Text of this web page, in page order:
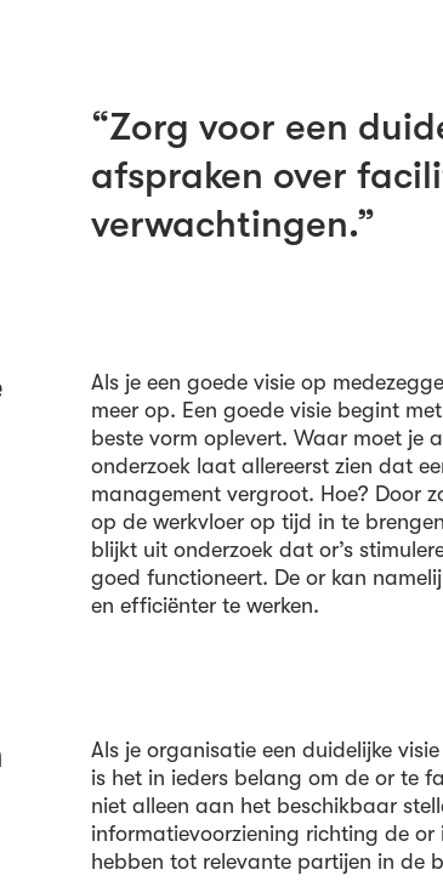
“Zorg voor een
afspraken over
verwachtingen.”
Als je een goede visie op
meer op. Een goede visie begint
beste vorm oplevert. Waar moet je
onderzoek laat allereerst zien dat
management vergroot. Hoe? Door
op de werkvloer op tijd in te
blijkt uit onderzoek dat or’s
goed functioneert. De or kan
en efficiënter te werken.
Als je organisatie een duidelijke
is het in ieders belang om de or te
niet alleen aan het beschikbaar
informatievoorziening richting de
hebben tot relevante partijen in de